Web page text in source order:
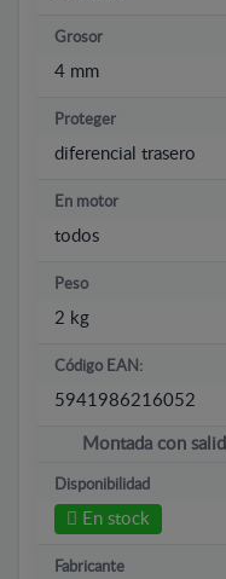
Grosor
4 mm
Proteger
diferencial trasero
En motor
todos
Peso
2 kg
Código EAN:
5941986216052
Montada con
Disponibilidad
En stock
Fabricante